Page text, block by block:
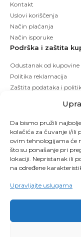
Da bismo pružili
kolačića za čuvanje i/ili
ovim tehnologijama će
što su ponašanje pri
lokaciji. Nepristanak ili
na određene
Upravljajte uslugama
Kontakt
Uslovi koriščenja
Način plaćanja
Način isporuke
Podrška i zaštita
Odustanak od kupovine
Politika reklamacija
Zaštita podataka i
Copyright © 2026 Kbeauty -